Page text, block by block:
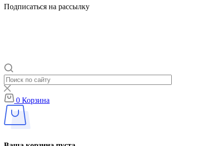
Подписаться на рассылку
0 Корзина